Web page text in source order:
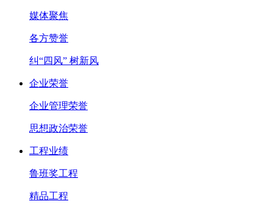
媒体聚焦
各方赞誉
纠“四风” 树新风
企业荣誉
企业管理荣誉
思想政治荣誉
工程业绩
鲁班奖工程
精品工程